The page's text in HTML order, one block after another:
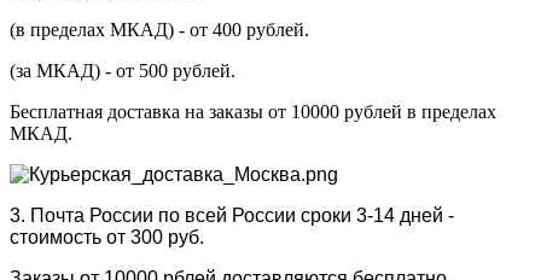
(в пределах МКАД) - от 400 рублей.
(за МКАД) - от 500 рублей.
Бесплатная доставка на заказы от 10000 рублей в пределах
МКАД.
3. Почта России по всей России сроки 3-14 дней -
стоимость от 300 руб.